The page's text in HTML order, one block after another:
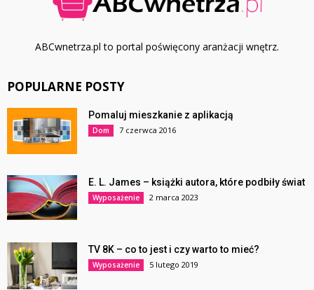
ABCwnetrza.pl to portal poświęcony aranżacji wnętrz.
POPULARNE POSTY
Pomaluj mieszkanie z aplikacją
Dom 7 czerwca 2016
E. L. James – książki autora, które podbiły świat
Wyposażenie 2 marca 2023
TV 8K – co to jest i czy warto to mieć?
Wyposażenie 5 lutego 2019